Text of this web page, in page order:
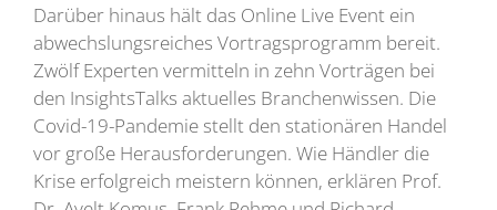
Darüber hinaus hält das Online Live Event ein
abwechslungsreiches Vortragsprogramm bereit.
Zwölf Experten vermitteln in zehn Vorträgen bei
den InsightsTalks aktuelles Branchenwissen. Die
Covid-19-Pandemie stellt den stationären Handel
vor große Herausforderungen. Wie Händler die
Krise erfolgreich meistern können, erklären Prof.